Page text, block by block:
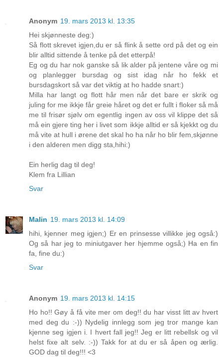
Anonym 19. mars 2013 kl. 13:35
Hei skjønneste deg:)
Så flott skrevet igjen,du er så flink å sette ord på det og ein
blir alltid sittende å tenke på det etterpå!
Eg og du har nok ganske så lik alder på jentene våre og mi
og planlegger bursdag og sist idag når ho fekk et
bursdagskort så var det viktig at ho hadde snart:)
Milla har langt og flott hår men når det bare er skrik og
juling for me ikkje får greie håret og det er fullt i floker så må
me til frisør sjølv om egentlig ingen av oss vil klippe det så
må ein gjere ting her i livet som ikkje alltid er så kjekkt og du
må vite at hull i ørene det skal ho ha når ho blir fem,skjønne
i den alderen men digg sta,hihi:)
Ein herlig dag til deg!
Klem fra Lillian
Svar
Malin 19. mars 2013 kl. 14:09
hihi, kjenner meg igjen;) Er en prinsesse villikke jeg også:)
Og så har jeg to miniutgaver her hjemme også;) Ha en fin
fa, fine du:)
Svar
Anonym 19. mars 2013 kl. 14:15
Ho ho!! Gøy å få vite mer om deg!! du har visst litt av hvert
med deg du :-)) Nydelig innlegg som jeg tror mange kan
kjenne seg igjen i. I hvert fall jeg!! Jeg er litt rebellsk og vil
helst fixe alt selv. :-)) Takk for at du er så åpen og ærlig.
GOD dag til deg!!! <3